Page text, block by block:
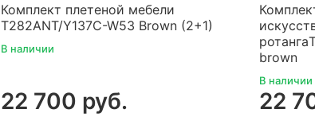
Комплект плетеной мебели
T282ANT/Y137C-W53 Brown (2+1)
В наличии
22 700 руб.
brown
В наличии
22